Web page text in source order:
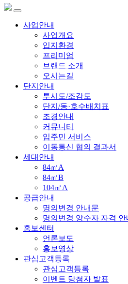
사업안내
사업개요
입지환경
프리미엄
브랜드 소개
오시는길
단지안내
투시도/조감도
단지/동·호수배치표
조경안내
커뮤니티
입주민 서비스
이동통신 협의 결과서
세대안내
84㎡A
84㎡B
104㎡A
공급안내
명의변경 안내문
명의변경 양수자 자격 안
홍보센터
언론보도
홍보영상
관심고객등록
관심고객등록
이벤트 당첨자 발표